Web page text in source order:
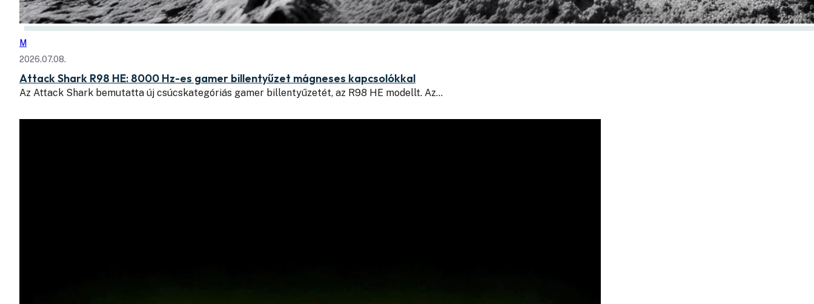
M
2026.07.08.
Attack Shark R98 HE: 8000 Hz-es gamer billentyűzet mágneses kapcsolókkal
Az Attack Shark bemutatta új csúcskategóriás gamer billentyűzetét, az R98 HE modellt. Az…